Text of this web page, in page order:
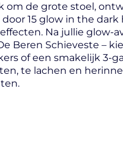
om de grote stoel,
15 glow in the dark
Na jullie glow-
Beren Schieveste –
of een smakelijk 3-
te lachen en